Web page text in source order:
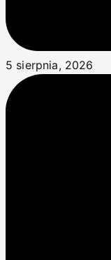
5 sierpnia, 2026